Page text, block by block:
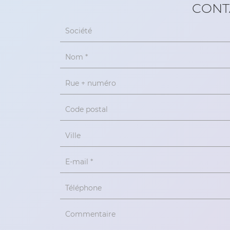
Société
Nom *
Rue + numéro
Code postal
Ville
E-mail *
Téléphone
Commentaire